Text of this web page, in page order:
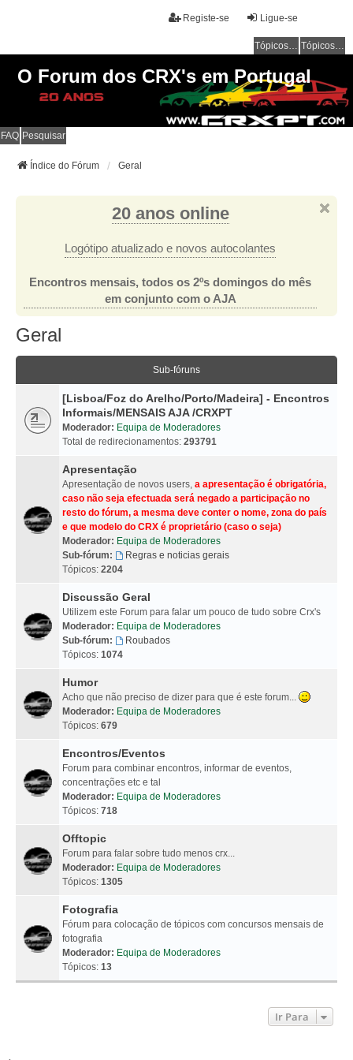
Ligue-se
Registe-se
Tópicos sem resposta Tópicos ativos
O Forum dos CRX's em Portugal
FAQ Pesquisar
Índice do Fórum Geral
20 anos online
Logótipo atualizado e novos autocolantes
Encontros mensais, todos os 2ºs domingos do mês
em conjunto com o AJA
Geral
Sub-fóruns
[Lisboa/Foz do Arelho/Porto/Madeira] - Encontros
Informais/MENSAIS AJA /CRXPT
Moderador: Equipa de Moderadores
Total de redirecionamentos: 293791
Apresentação
Apresentação de novos users, a apresentação é obrigatória,
caso não seja efectuada será negado a participação no
resto do fórum, a mesma deve conter o nome, zona do país
e que modelo do CRX é proprietário (caso o seja)
Moderador: Equipa de Moderadores
Sub-fórum:
Regras e noticias gerais
Tópicos: 2204
Discussão Geral
Utilizem este Forum para falar um pouco de tudo sobre Crx's
Moderador: Equipa de Moderadores
Sub-fórum:
Roubados
Tópicos: 1074
Humor
Acho que não preciso de dizer para que é este forum...
Moderador: Equipa de Moderadores
Tópicos: 679
Encontros/Eventos
Forum para combinar encontros, informar de eventos,
concentrações etc e tal
Moderador: Equipa de Moderadores
Tópicos: 718
Offtopic
Forum para falar sobre tudo menos crx...
Moderador: Equipa de Moderadores
Tópicos: 1305
Fotografia
Fórum para colocação de tópicos com concursos mensais de
fotografia
Moderador: Equipa de Moderadores
Tópicos: 13
Ir Para